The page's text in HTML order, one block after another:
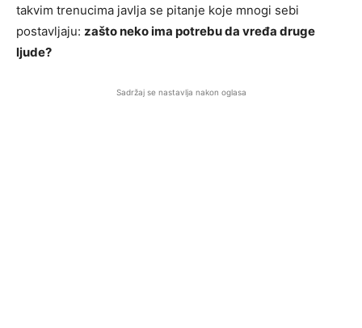
takvim trenucima javlja se pitanje koje mnogi sebi
postavljaju: zašto neko ima potrebu da vređa druge
ljude?
Sadržaj se nastavlja nakon oglasa